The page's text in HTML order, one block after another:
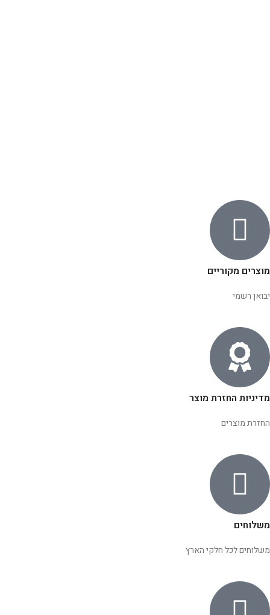
מוצרים מקוריים
יבואן רשמי
מדיניות החזרת מוצר
החזרת מוצרים
משלוחים
משלוחים לכל חלקי הארץ